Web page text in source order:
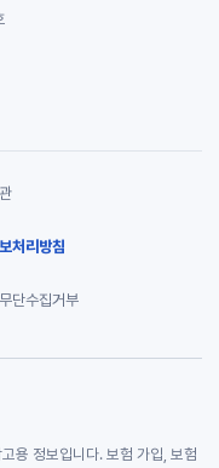
처리방침
단수집거부
용 정보입니다. 보험 가입, 보험